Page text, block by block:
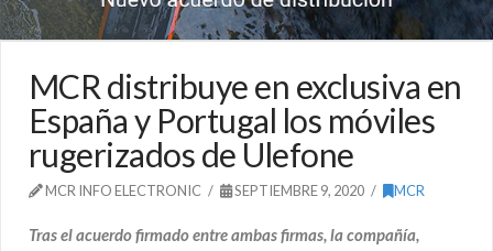
MCR distribuye en exclusiva en
España y Portugal los móviles
rugerizados de Ulefone
MCR INFO ELECTRONIC SEPTIEMBRE 9, 2020 MCR
Tras el acuerdo firmado entre ambas firmas, la compañía,